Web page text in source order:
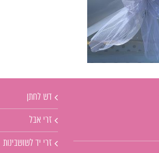
דש לחתן
זרי אבל
זרי יד לשושבינות